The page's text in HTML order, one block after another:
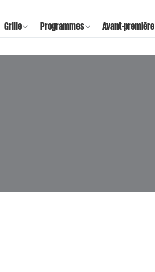
Grille Programmes Avant-première